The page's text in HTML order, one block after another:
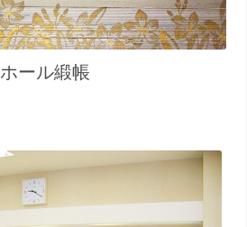
ホール緞帳